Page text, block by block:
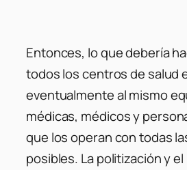
Entonces, lo que debería
todos los centros de salud
eventualmente al mismo
médicas, médicos y
que los operan con todas
posibles. La politización y